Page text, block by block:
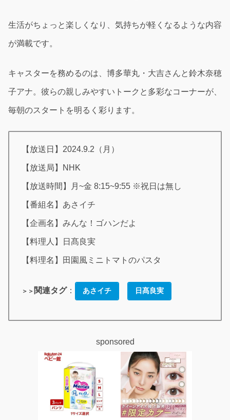
生活がちょっと楽しくなり、気持ちが軽くなるような内容
が満載です。
キャスターを務めるのは、博多華丸・大吉さんと鈴木奈穂
子アナ。彼らの親しみやすいトークと多彩なコーナーが、
毎朝のスタートを明るく彩ります。
【放送日】2024.9.2（月）
【放送局】NHK
【放送時間】月~金 8:15~9:55 ※祝日は無し
【番組名】あさイチ
【企画名】みんな！ゴハンだよ
【料理人】日髙良実
【料理名】田園風ミニトマトのパスタ
＞＞ 関連タグ： あさイチ 日髙良実
sponsored